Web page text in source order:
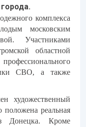
комплекса
московским
Участниками
областной
СВО, а также
художественный
положена реальная
Донецка. Кроме